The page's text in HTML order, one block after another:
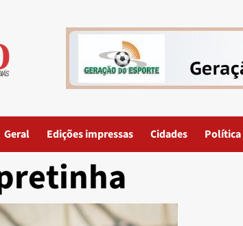
Geral Edições impressas Cidades Política